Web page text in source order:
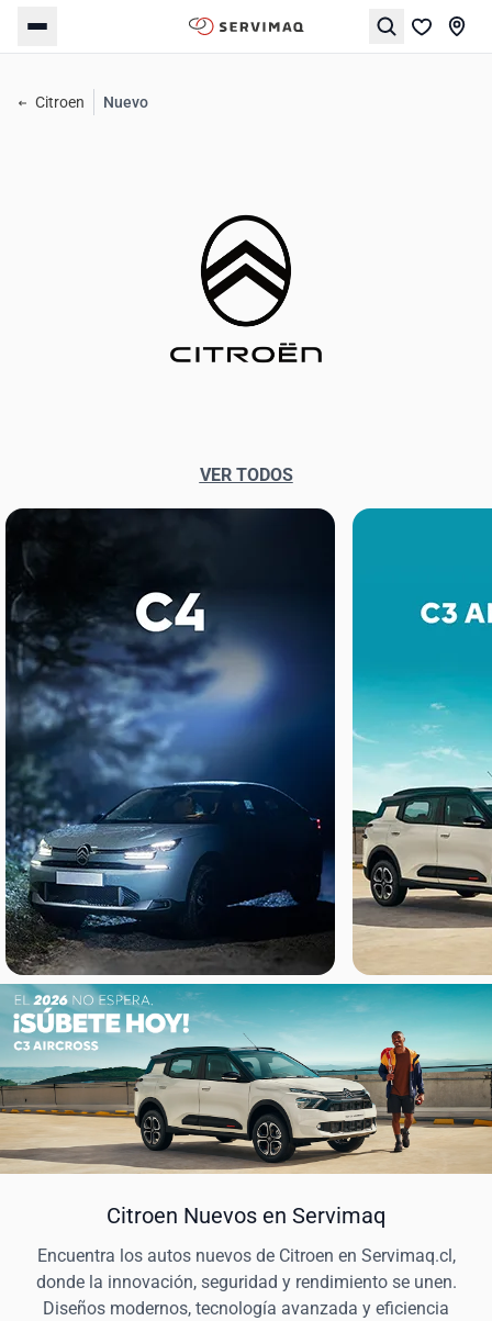
Citroen Nuevo
VER TODOS
Citroen Nuevos en Servimaq
Encuentra los autos nuevos de Citroen en Servimaq.cl,
donde la innovación, seguridad y rendimiento se unen.
Diseños modernos, tecnología avanzada y eficiencia